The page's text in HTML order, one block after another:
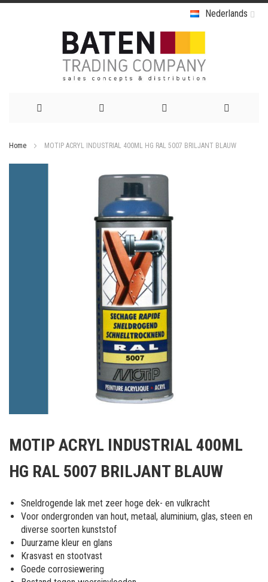
Nederlands
Home MOTIP ACRYL INDUSTRIAL 400ML HG RAL 5007 BRILJANT BLAUW
het
van
afbeeldingen-
gallerij
MOTIP ACRYL INDUSTRIAL 400ML
HG RAL 5007 BRILJANT BLAUW
Sneldrogende lak met zeer hoge dek- en vulkracht
Voor ondergronden van hout, metaal, aluminium, glas, steen en
diverse soorten kunststof
Duurzame kleur en glans
Krasvast en stootvast
Goede corrosiewering